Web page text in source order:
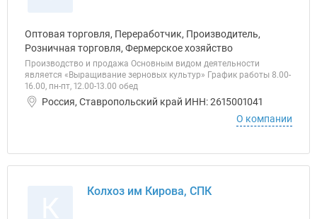
Оптовая торговля, Переработчик, Производитель,
Розничная торговля, Фермерское хозяйство
Производство и продажа Основным видом деятельности
является «Выращивание зерновых культур» График работы 8.00-
16.00, пн-пт, 12.00-13.00 обед
Россия, Ставропольский край ИНН: 2615001041
О компании
Колхоз им Кирова, СПК